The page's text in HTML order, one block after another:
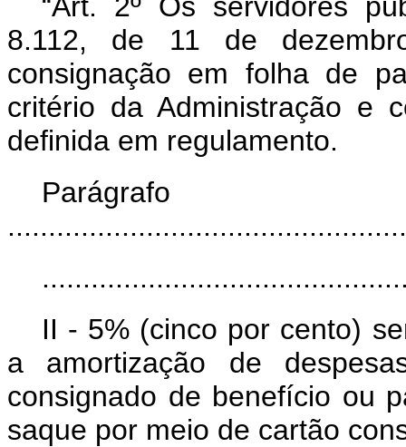
8.112, de 11 de
consignação em folha de
critério da Administração e
definida em regulamento.
II - 5% (cinco por cento)
a amortização de
consignado de benefício ou
saque por meio de cartão